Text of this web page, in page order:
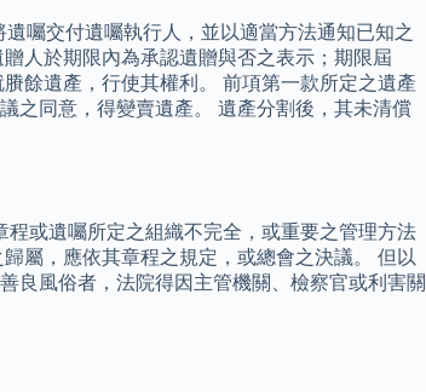
囑交付遺囑執行人，並以適當方法通知已知之
人於期限內為承認遺贈與否之表示；期限屆
餘遺產，行使其權利。 前項第一款所定之遺產
之同意，得變賣遺產。 遺產分割後，其未清償
或遺囑所定之組織不完全，或重要之管理方法
屬，應依其章程之規定，或總會之決議。 但以
良風俗者，法院得因主管機關、檢察官或利害關